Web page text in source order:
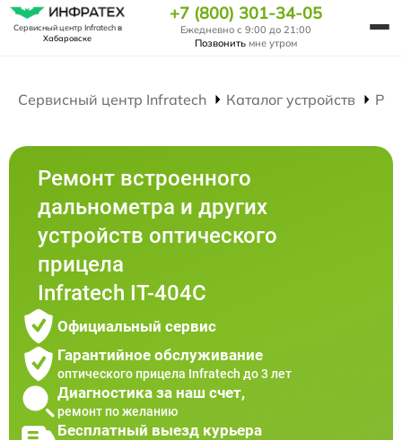
Сервисный центр Infratechв
Хабаровске
+7 (800) 301-34-05
Ежедневно с 9:00 до 21:00
Позвонить мне утром
Сервисный центр Infratech Каталог устройств
Ремонт встроенного
дальнометра и других
устройств оптического
прицела
Infratech IT-404C
Официальный сервис
Гарантийное обслуживание
оптического прицела Infratech до 3 лет
Диагностика за наш счет,
ремонт по желанию
Бесплатный выезд курьера